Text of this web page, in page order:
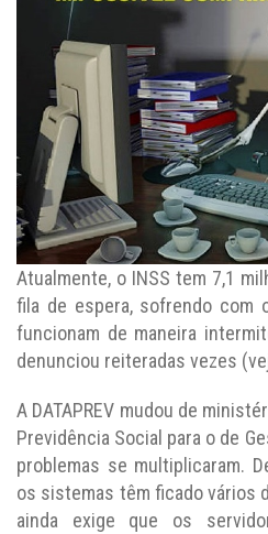
Atualmente, o INSS tem 7,1
fila de espera, sofrendo com
funcionam de maneira
denunciou reiteradas vezes
A DATAPREV mudou de
Previdência Social para o de
problemas se multiplicaram.
os sistemas têm ficado vários
ainda exige que os